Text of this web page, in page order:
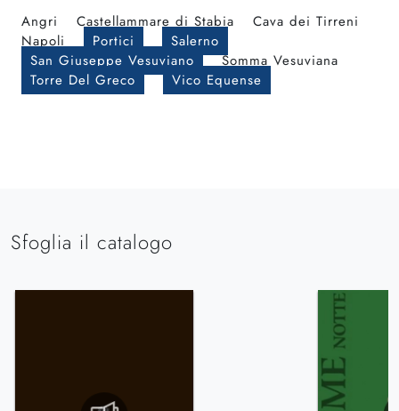
Angri Castellammare di Stabia
Cava dei Tirreni
Napoli
Portici
Salerno
San Giuseppe Vesuviano
Somma Vesuviana
Torre Del Greco
Vico Equense
Sfoglia il catalogo